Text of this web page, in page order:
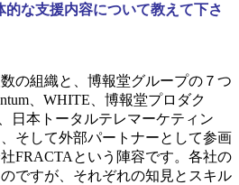
な支援内容について教えて下さ
の組織と、博報堂グループの７つ
、WHITE、博報堂プロダク
日本トータルテレマーケティン
そして外部パートナーとして参画
FRACTAという陣容です。各社の
ですが、それぞれの知見とスキル